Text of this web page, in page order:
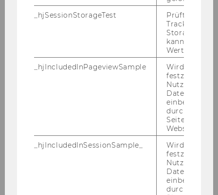
uni­ver­si­tät, Win­ter­uni­ver­si­tät, Os­ter­uni­ver­si­tät &
Block­lehr­ver­an­stal­tun­gen);
* Zum Aus­bau des Lehr­ver­an­stal­tungs­an­ge­bo­
thek (be­son­ders Aus­wei­tung der Öff­nungs­zei­
2. Die Stu­di­en­bei­trä­ge sind für Zwe­cke der
3. Die Stu­di­en­bei­trä­ge sind zur Ver­bes­se­rung
der In­fra­struk­tur (EDV-​Ausstattung, Hör­sä­le, Bi­
blio­thek, Stu­di­en­zo­nen) zu ver­wen­den.
Univ.Prof. DI Dr. Edel­traud Hanappi-​Egger
_hjSessionStorageTest
Prüft, ob der
Tracking
Storage
kann. Wenn
Wert von 1
_hjIncludedInPageviewSample
Wird gesetzt,
festzustellen,
Nutzer in die
einbezogen
durch das
Website
_hjIncludedInSessionSample_
Wird gesetzt,
festzustellen,
Nutzer in die
einbezogen
durch das